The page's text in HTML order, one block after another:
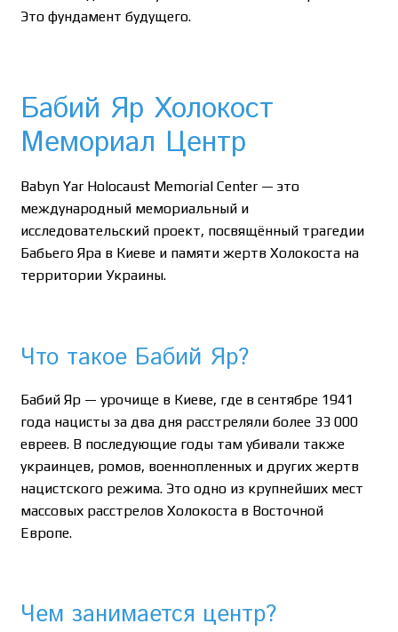
Это фундамент будущего.
Бабий Яр Холокост
Мемориал Центр
Babyn Yar Holocaust Memorial Center — это
международный мемориальный и
исследовательский проект, посвящённый трагедии
Бабьего Яра в Киеве и памяти жертв Холокоста на
территории Украины.
Что такое Бабий Яр?
Бабий Яр — урочище в Киеве, где в сентябре 1941
года нацисты за два дня расстреляли более 33 000
евреев. В последующие годы там убивали также
украинцев, ромов, военнопленных и других жертв
нацистского режима. Это одно из крупнейших мест
массовых расстрелов Холокоста в Восточной
Европе.
Чем занимается центр?